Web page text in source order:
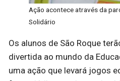
Ação acontece através da
Solidário
Os alunos de São Roque
divertida ao mundo da
uma ação que levará jogos